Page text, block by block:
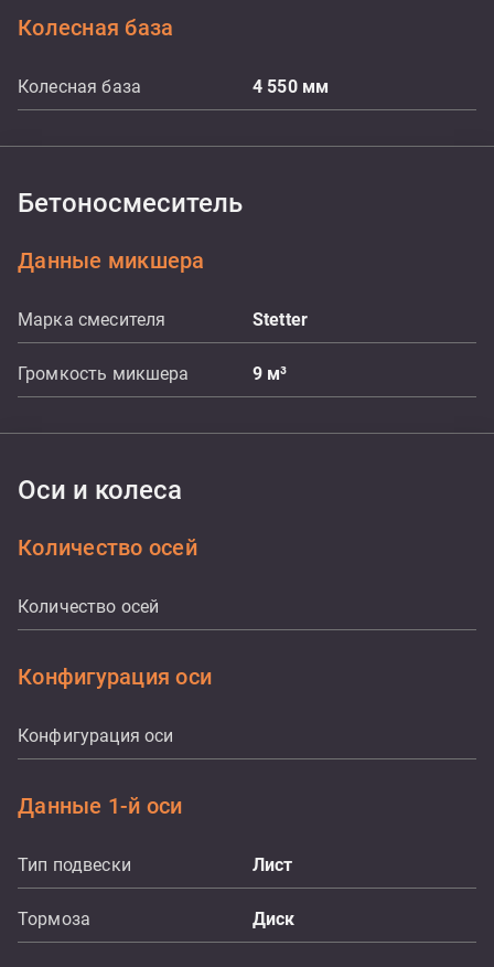
Колесная база
Колесная база 4 550 мм
Бетоносмеситель
Данные микшера
Марка смесителя Stetter
Громкость микшера 9 м³
Оси и колеса
Количество осей
Количество осей
Конфигурация оси
Конфигурация оси
Данные 1-й оси
Тип подвески Лист
Тормоза Диск